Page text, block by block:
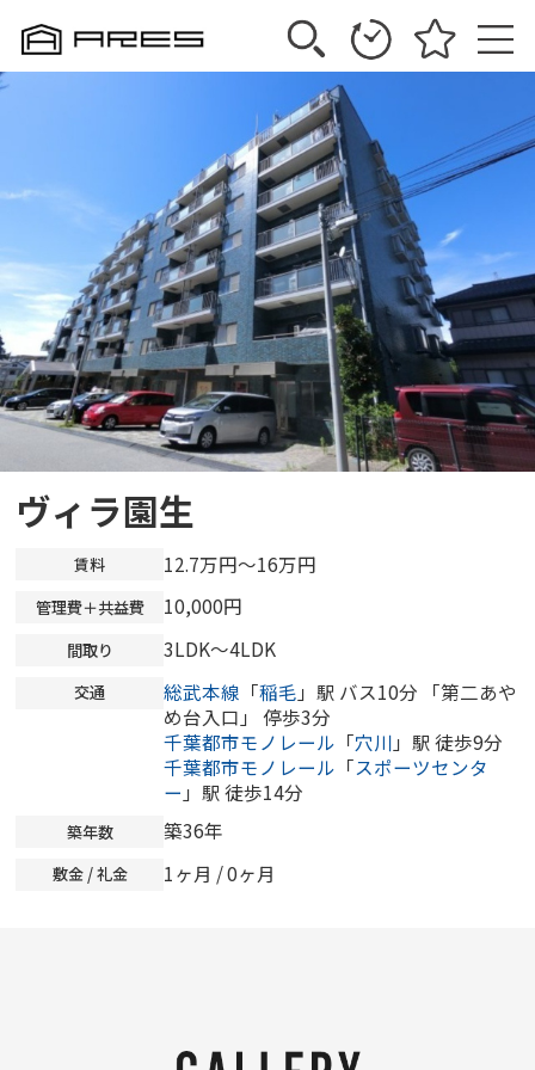
ヴィラ園生
賃料 12.7万円～16万円
管理費＋共益費 10,000円
間取り 3LDK～4LDK
交通 総武本線 「稲毛 」駅 バス10分 「第二あや
め台入口」 停歩3分
千葉都市モノレール 「穴川 」駅 徒歩9分
千葉都市モノレール 「スポーツセンタ
ー 」駅 徒歩14分
築年数 築36年
敷金 / 礼金 1ヶ月 /0ヶ月